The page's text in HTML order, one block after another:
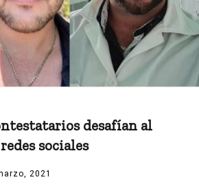
desafían al
sociales
2021